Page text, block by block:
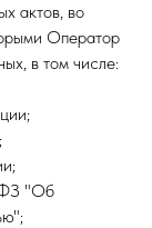
актов, во
Оператор
в том числе:
ФЗ "Об